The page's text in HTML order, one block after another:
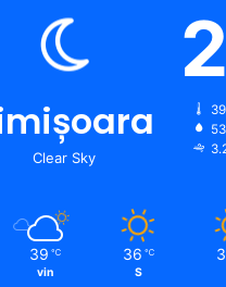
Clear Sky
39 ℃
vin
36 ℃
S